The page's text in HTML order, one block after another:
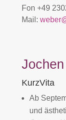
Fon +49
Mail:
KurzVita
Ab
und